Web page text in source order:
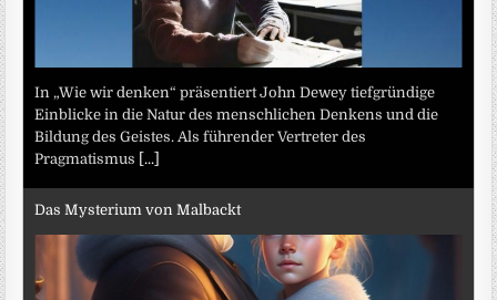
In „Wie wir denken“ präsentiert John Dewey tiefgründige
Einblicke in die Natur des menschlichen Denkens und die
Bildung des Geistes. Als führender Vertreter des
Pragmatismus [...]
Das Mysterium von Malbackt